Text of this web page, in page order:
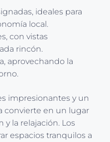
ideales para
local.
con vistas
rincón.
aprovechando la
impresionantes y un
convierte en un lugar
la relajación. Los
espacios tranquilos a